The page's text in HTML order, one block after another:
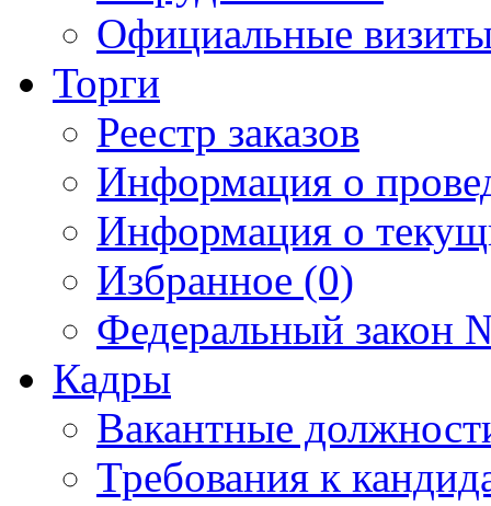
Официальные
Торги
Реестр заказов
Информация о
Информация о
Избранное (0)
Федеральный закон
Кадры
Вакантные
Требования к